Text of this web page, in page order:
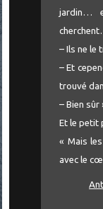
jardin…
– Ils ne le
– Et
trouvé
– Bien sûr
Et le petit
« Mais
avec le